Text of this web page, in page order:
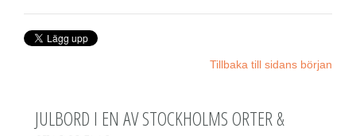
Tillbaka till sidans början
JULBORD I EN AV STOCKHOLMS ORTER &